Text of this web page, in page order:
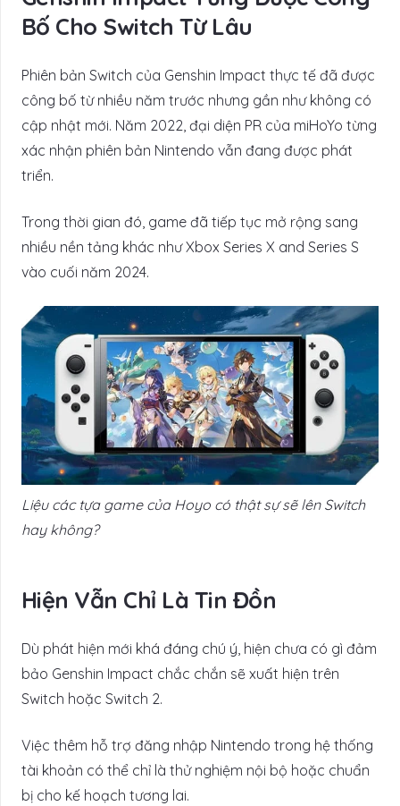
Bố Cho Switch Từ Lâu
Phiên bản Switch của Genshin Impact thực tế đã được
công bố từ nhiều năm trước nhưng gần như không có
cập nhật mới. Năm 2022, đại diện PR của miHoYo từng
xác nhận phiên bản Nintendo vẫn đang được phát
triển.
Trong thời gian đó, game đã tiếp tục mở rộng sang
nhiều nền tảng khác như Xbox Series X and Series S
vào cuối năm 2024.
Liệu các tựa game của Hoyo có thật sự sẽ lên Switch
hay không?
Hiện Vẫn Chỉ Là Tin Đồn
Dù phát hiện mới khá đáng chú ý, hiện chưa có gì đảm
bảo Genshin Impact chắc chắn sẽ xuất hiện trên
Switch hoặc Switch 2.
Việc thêm hỗ trợ đăng nhập Nintendo trong hệ thống
tài khoản có thể chỉ là thử nghiệm nội bộ hoặc chuẩn
bị cho kế hoạch tương lai.